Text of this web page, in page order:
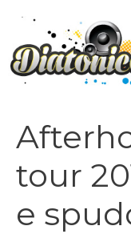
contenuto
tour
e